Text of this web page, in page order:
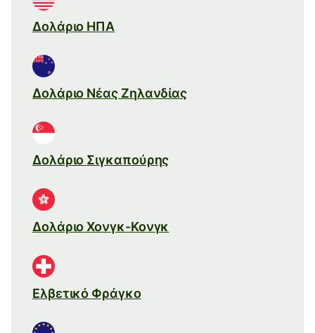
Δολάριο ΗΠΑ
Δολάριο Νέας Ζηλανδίας
Δολάριο Σιγκαπούρης
Δολάριο Χονγκ-Κονγκ
Ελβετικό Φράγκο